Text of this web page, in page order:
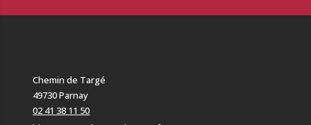
Chemin de Targé
49730 Parnay
02 41 38 11 50